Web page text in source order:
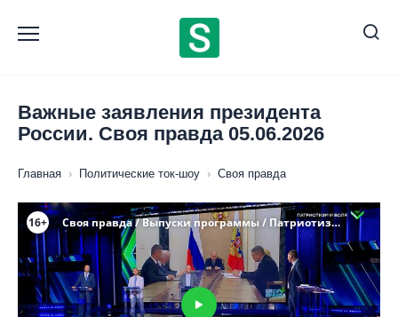
содержанию
Важные заявления президента
России. Своя правда 05.06.2026
Главная › Политические ток-шоу › Своя правда